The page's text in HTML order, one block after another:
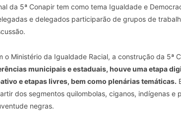
da 5ª Conapir tem como tema Igualdade e
e delegados participarão de grupos de
o Ministério da Igualdade Racial, a construção da 5ª
municipais e estaduais, houve uma etapa
e etapas livres, bem como plenárias temáticas.
dos segmentos quilombolas, ciganos, indígenas e
negras.